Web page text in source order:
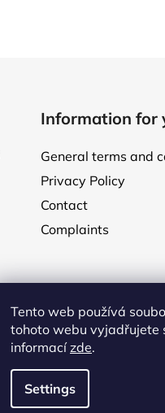
Tento web používá
tohoto webu vyjadřujete
informacízde.
Settings
Information for
General terms and
Privacy Policy
Contact
Complaints
. All rights reserved.